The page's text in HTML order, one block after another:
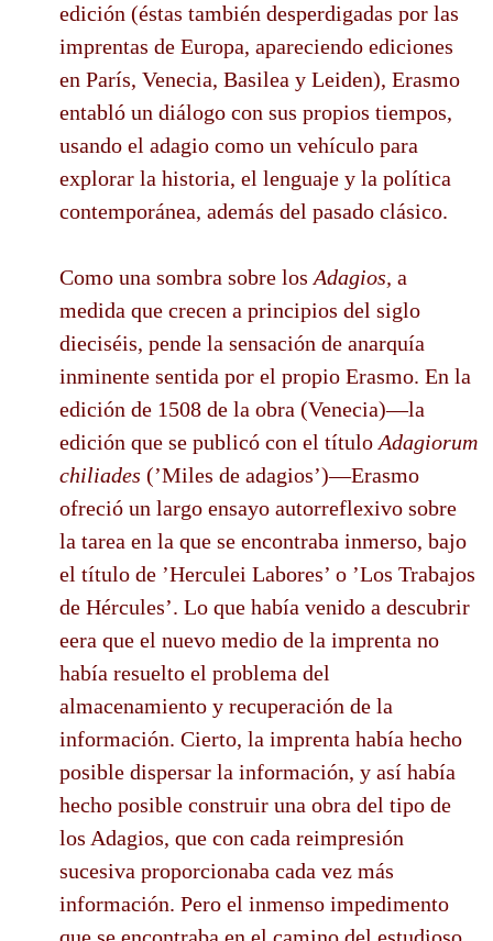
edición (éstas también desperdigadas por las
imprentas de Europa, apareciendo ediciones
en París, Venecia, Basilea y Leiden), Erasmo
entabló un diálogo con sus propios tiempos,
usando el adagio como un vehículo para
explorar la historia, el lenguaje y la política
contemporánea, además del pasado clásico.
Como una sombra sobre los Adagios, a
medida que crecen a principios del siglo
dieciséis, pende la sensación de anarquía
inminente sentida por el propio Erasmo. En la
edición de 1508 de la obra (Venecia)—la
edición que se publicó con el título Adagiorum
chiliades (’Miles de adagios’)—Erasmo
ofreció un largo ensayo autorreflexivo sobre
la tarea en la que se encontraba inmerso, bajo
el título de ’Herculei Labores’ o ’Los Trabajos
de Hércules’. Lo que había venido a descubrir
eera que el nuevo medio de la imprenta no
había resuelto el problema del
almacenamiento y recuperación de la
información. Cierto, la imprenta había hecho
posible dispersar la información, y así había
hecho posible construir una obra del tipo de
los Adagios, que con cada reimpresión
sucesiva proporcionaba cada vez más
información. Pero el inmenso impedimento